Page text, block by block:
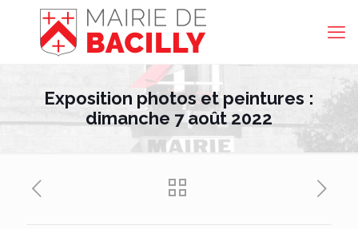
Exposition photos et peintures :
dimanche 7 août 2022